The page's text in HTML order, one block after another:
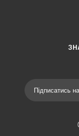
Підписатись